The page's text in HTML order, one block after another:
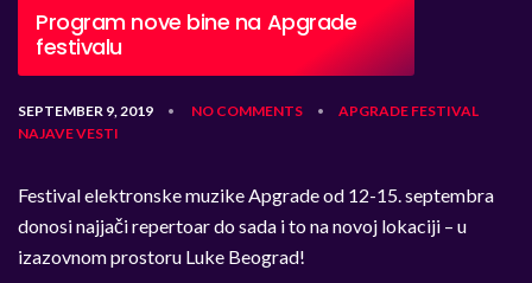
Program nove bine na Apgrade
festivalu
SEPTEMBER 9, 2019 • NO COMMENTS • APGRADE FESTIVAL
NAJAVEVESTI
Festival elektronske muzike Apgrade od 12-15. septembra
donosi najjači repertoar do sada i to na novoj lokaciji – u
izazovnom prostoru Luke Beograd!